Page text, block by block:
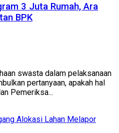
3 Juta Rumah, Ara
BPK
swasta dalam pelaksanaan
pertanyaan, apakah hal
Pemeriksa...